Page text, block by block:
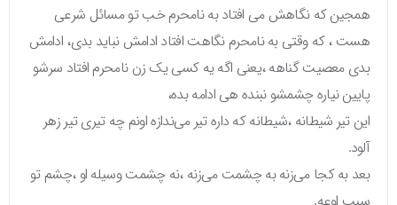
همجین که نگاهش می افتاد به نامحرم خب تو مسائل شرعی
هست ، که وقتی به نامحرم نگاهت افتاد ادامش نباید بدی، ادامش
بدی معصیت گناهه ،یعنی اگه یه کسی یک زن نامحرم افتاد سرشو
پایین نیاره چشمشو نبنده هی ادامه بده،
این تیر شیطانه ،شیطانه که داره تیر می‌ندازه اونم چه تیری تیر زهر
آلود.
بعد به کجا می‌زنه به چشمت می‌زنه ،نه چشمت وسیله او ،چشم تو